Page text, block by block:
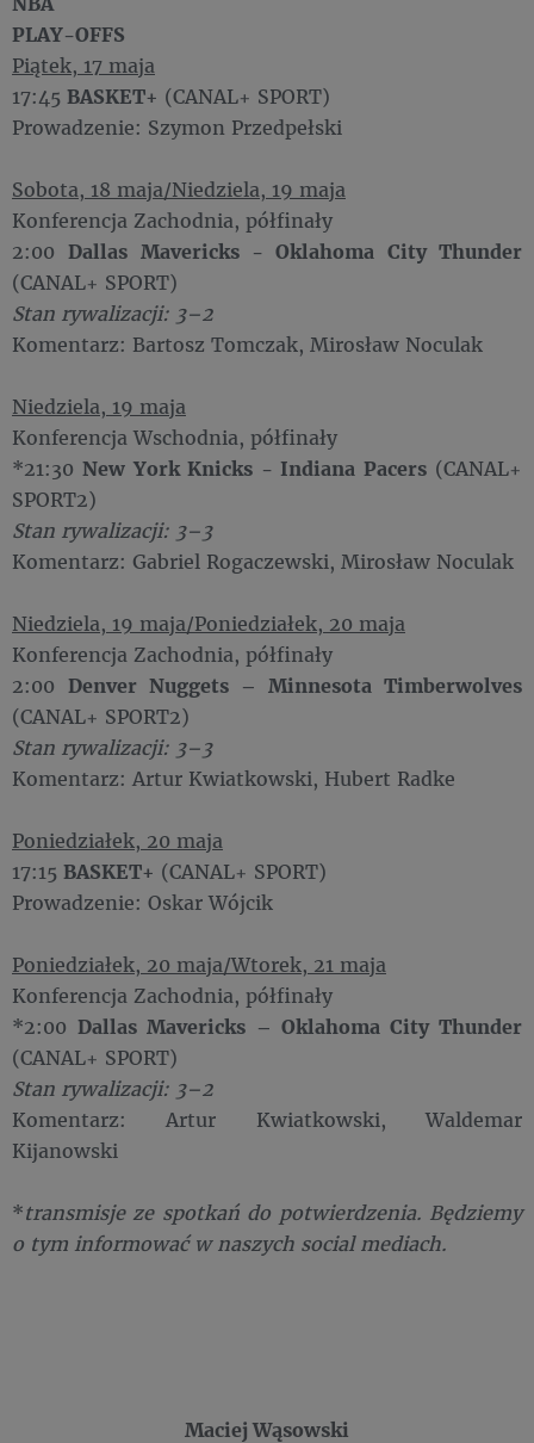
PLAY-OFFS
Piątek, 17 maja
17:45 BASKET+ (CANAL+ SPORT)
Prowadzenie: Szymon Przedpełski
Sobota, 18 maja/Niedziela, 19 maja
Konferencja Zachodnia, półfinały
2:00Dallas Mavericks - Oklahoma City Thunder
(CANAL+ SPORT)
Stan rywalizacji: 3–2
Komentarz: Bartosz Tomczak, Mirosław Noculak
Niedziela, 19 maja
Konferencja Wschodnia, półfinały
*21:30New York Knicks - Indiana Pacers(CANAL+
SPORT2)
Stan rywalizacji: 3–3
Komentarz: Gabriel Rogaczewski, Mirosław Noculak
Niedziela, 19 maja/Poniedziałek, 20 maja
Konferencja Zachodnia, półfinały
2:00 Denver Nuggets – Minnesota Timberwolves
(CANAL+ SPORT2)
Stan rywalizacji: 3–3
Komentarz: Artur Kwiatkowski, Hubert Radke
Poniedziałek, 20 maja
17:15 BASKET+ (CANAL+ SPORT)
Prowadzenie: Oskar Wójcik
Poniedziałek, 20 maja/Wtorek, 21 maja
Konferencja Zachodnia, półfinały
*2:00Dallas Mavericks – Oklahoma City Thunder
(CANAL+ SPORT)
Stan rywalizacji: 3–2
Komentarz: Artur Kwiatkowski, Waldemar
Kijanowski
*transmisje ze spotkań do potwierdzenia. Będziemy
o tym informować w naszych social mediach.
Maciej Wąsowski